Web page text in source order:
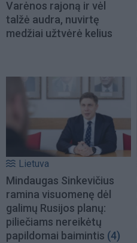
Varėnos rajoną ir vėl
talžė audra, nuvirtę
medžiai užtvėrė kelius
Lietuva
Mindaugas Sinkevičius
ramina visuomenę dėl
galimų Rusijos planų:
piliečiams nereikėtų
papildomai baimintis (4)